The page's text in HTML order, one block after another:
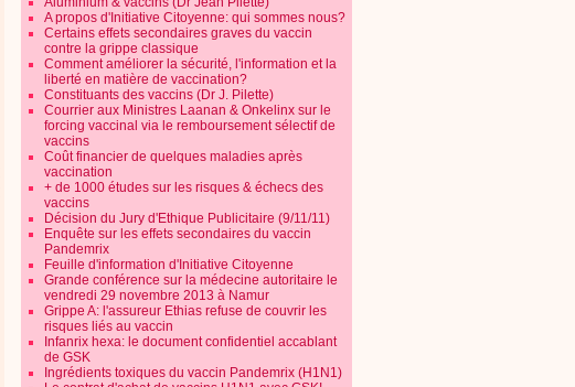
A propos d'Initiative Citoyenne: qui sommes nous?
Certains effets secondaires graves du vaccin
contre la grippe classique
Comment améliorer la sécurité, l'information et la
liberté en matière de vaccination?
Constituants des vaccins (Dr J. Pilette)
Courrier aux Ministres Laanan & Onkelinx sur le
forcing vaccinal via le remboursement sélectif de
vaccins
Coût financier de quelques maladies après
vaccination
+ de 1000 études sur les risques & échecs des
vaccins
Décision du Jury d'Ethique Publicitaire (9/11/11)
Enquête sur les effets secondaires du vaccin
Pandemrix
Feuille d'information d'Initiative Citoyenne
Grande conférence sur la médecine autoritaire le
vendredi 29 novembre 2013 à Namur
Grippe A: l'assureur Ethias refuse de couvrir les
risques liés au vaccin
Infanrix hexa: le document confidentiel accablant
de GSK
Ingrédients toxiques du vaccin Pandemrix (H1N1)